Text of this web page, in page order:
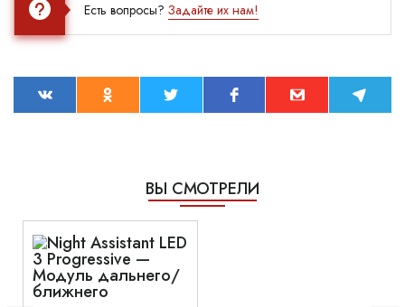
Есть вопросы? Задайте их нам!
ВЫ СМОТРЕЛИ